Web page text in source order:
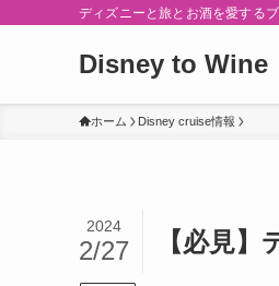
ディズニーと旅とお酒を愛する
Disney to Wine
ホーム Disney cruise情報
【必見
2024
2/27